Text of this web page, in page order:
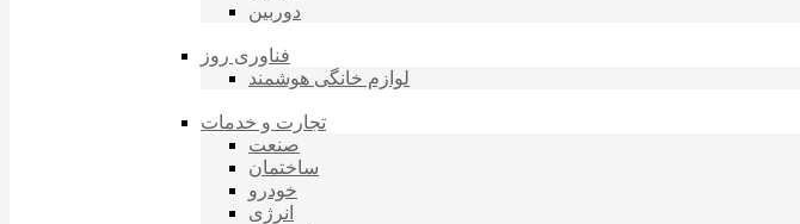
دوربین
فناوری روز
لوازم خانگی هوشمند
تجارت و خدمات
صنعت
ساختمان
خودرو
انرژی